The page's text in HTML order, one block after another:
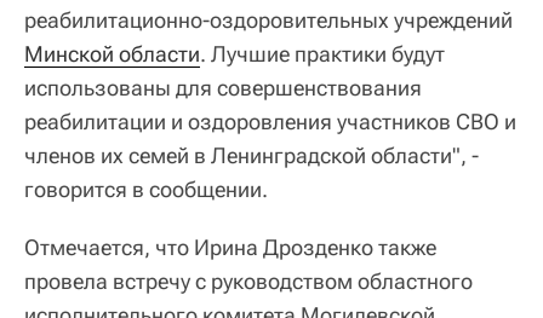
реабилитационно-оздоровительных учреждений
Минской области. Лучшие практики будут
использованы для совершенствования
реабилитации и оздоровления участников СВО и
членов их семей в Ленинградской области", -
говорится в сообщении.
Отмечается, что Ирина Дрозденко также
провела встречу с руководством областного